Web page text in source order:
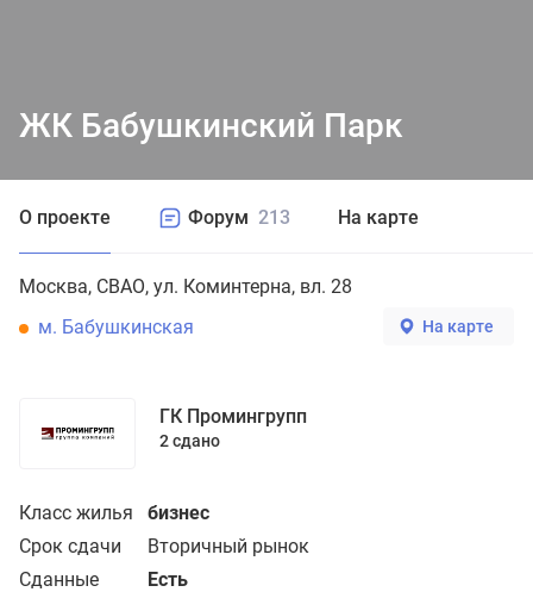
О проекте Форум 213 На карте
Москва СВАО ул. Коминтерна, вл. 28
м. Бабушкинская
На карте
ГК Промингрупп
2 сдано
Класс жилья бизнес
Срок сдачи
Вторичный рынок
Сданные
Есть
ЖК Бабушкинский Парк